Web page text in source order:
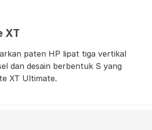
XT
paten HP lipat tiga vertikal
dan desain berbentuk S yang
XT Ultimate.